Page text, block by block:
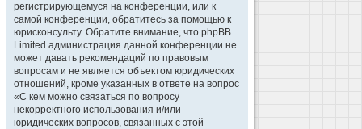
регистрирующемуся на конференции, или к
самой конференции, обратитесь за помощью к
юрисконсульту. Обратите внимание, что phpBB
Limited администрация данной конференции не
может давать рекомендаций по правовым
вопросам и не является объектом юридических
отношений, кроме указанных в ответе на вопрос
«С кем можно связаться по вопросу
некорректного использования и/или
юридических вопросов, связанных с этой